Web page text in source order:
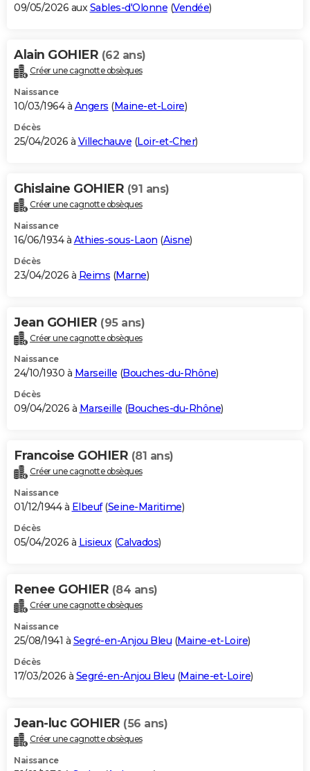
09/05/2026 auxSables-d'Olonne (Vendée)
Alain GOHIER (62 ans)
Créer une cagnotte obsèques
Naissance
10/03/1964 à Angers (Maine-et-Loire)
Décès
25/04/2026 à Villechauve (Loir-et-Cher)
Ghislaine GOHIER (91 ans)
Créer une cagnotte obsèques
Naissance
16/06/1934 à Athies-sous-Laon (Aisne)
Décès
23/04/2026 à Reims (Marne)
Jean GOHIER (95 ans)
Créer une cagnotte obsèques
Naissance
24/10/1930 à Marseille (Bouches-du-Rhône)
Décès
09/04/2026 à Marseille (Bouches-du-Rhône)
Francoise GOHIER (81 ans)
Créer une cagnotte obsèques
Naissance
01/12/1944 à Elbeuf(Seine-Maritime)
Décès
05/04/2026 à Lisieux(Calvados)
Renee GOHIER (84 ans)
Créer une cagnotte obsèques
Naissance
25/08/1941 à Segré-en-Anjou Bleu (Maine-et-Loire)
Décès
17/03/2026 à Segré-en-Anjou Bleu (Maine-et-Loire)
Jean-luc GOHIER (56 ans)
Créer une cagnotte obsèques
Naissance